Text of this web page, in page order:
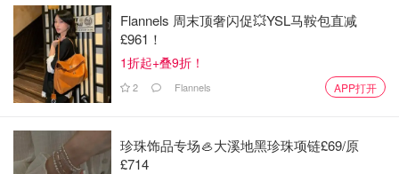
Flannels 周末顶奢闪促💥YSL马鞍包直减
£961！
1折起+叠9折！
2 Flannels APP打开
珍珠饰品专场🦪大溪地黑珍珠项链£69/原
£714